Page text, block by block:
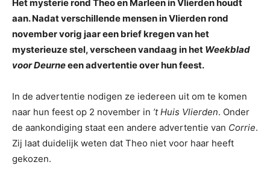
Het mysterie rond Theo en Marleen in Vlierden houdt
aan. Nadat verschillende mensen in Vlierden rond
november vorig jaar een brief kregen van het
mysterieuze stel, verscheen vandaag in het Weekblad
voor Deurneeen advertentie over hun feest.
In de advertentie nodigen ze iedereen uit om te komen
naar hun feest op 2 november in ’t Huis Vlierden. Onder
de aankondiging staat een andere advertentie van Corrie.
Zij laat duidelijk weten dat Theo niet voor haar heeft
gekozen.